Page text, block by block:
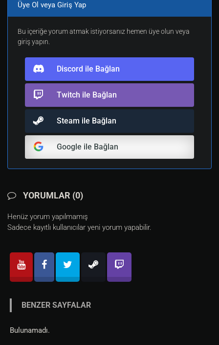
Üye Ol veya Giriş Yap
Bu içeriğe yorum atmak istiyorsanız hemen üye olun veya
giriş yapın.
Discord ile Bağlan
Twitch ile Bağlan
Steam ile Bağlan
Google ile Bağlan
YORUMLAR (0)
Henüz yorum yapılmamış
Sadece kayıtlı kullanıcılar yeni yorum yapabilir.
BENZER SAYFALAR
Bulunamadı.